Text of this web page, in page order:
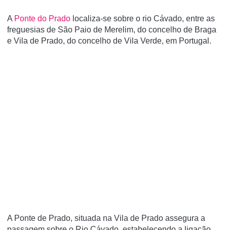
A Ponte do Prado localiza-se sobre o rio Cávado, entre as
freguesias de São Paio de Merelim, do concelho de Braga
e Vila de Prado, do concelho de Vila Verde, em Portugal.
A Ponte de Prado, situada na Vila de Prado assegura a